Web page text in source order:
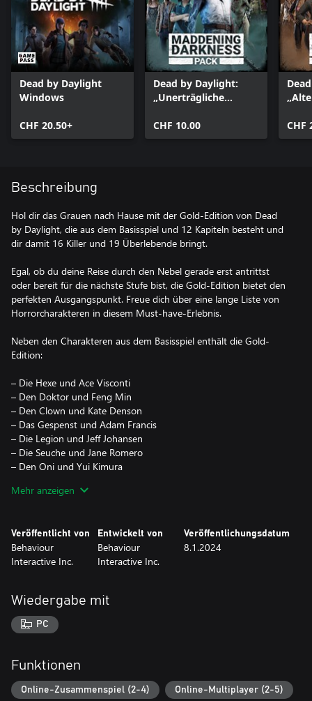
Dead by Daylight
Windows
CHF 20.50+
Dead by Daylight:
„Unerträgliche
Windows
CHF 10.00
CHF
Beschreibung
Hol dir das Grauen nach Hause mit der Gold-Edition von Dead
by Daylight, die aus dem Basisspiel und 12 Kapiteln besteht und
dir damit 16 Killer und 19 Überlebende bringt.
Egal, ob du deine Reise durch den Nebel gerade erst antrittst
oder bereit für die nächste Stufe bist, die Gold-Edition bietet den
perfekten Ausgangspunkt. Freue dich über eine lange Liste von
Horrorcharakteren in diesem Must-have-Erlebnis.
Neben den Charakteren aus dem Basisspiel enthält die Gold-
Edition:
– Die Hexe und Ace Visconti
– Den Doktor und Feng Min
– Den Clown und Kate Denson
– Das Gespenst und Adam Francis
– Die Legion und Jeff Johansen
– Die Seuche und Jane Romero
– Den Oni und Yui Kimura
– Die Fäule und Felix Richter
– Mikaela Reid
– Zusätzliche Outfits und exklusive DLC-Gegenstände
Mehr anzeigen
Veröffentlicht von
Behaviour
Interactive Inc.
Entwickelt von
Behaviour
Interactive Inc.
Veröffentlichungsdatum
8.1.2024
Wiedergabe mit
PC
Funktionen
Online-Zusammenspiel (2-4) Online-Multiplayer (2-5)